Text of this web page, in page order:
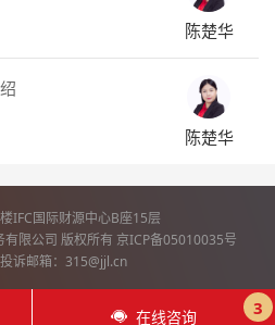
陈楚华
陈楚华
IFC国际财源中心B座15层
限公司 版权所有 京ICP备05010035号
诉邮箱：315@jjl.cn
在线咨询 3